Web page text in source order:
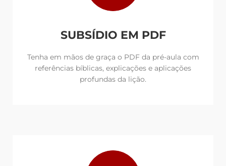
SUBSÍDIO EM PDF
Tenha em mãos de graça o PDF da pré-aula com
referências bíblicas, explicações e aplicações
profundas da lição.